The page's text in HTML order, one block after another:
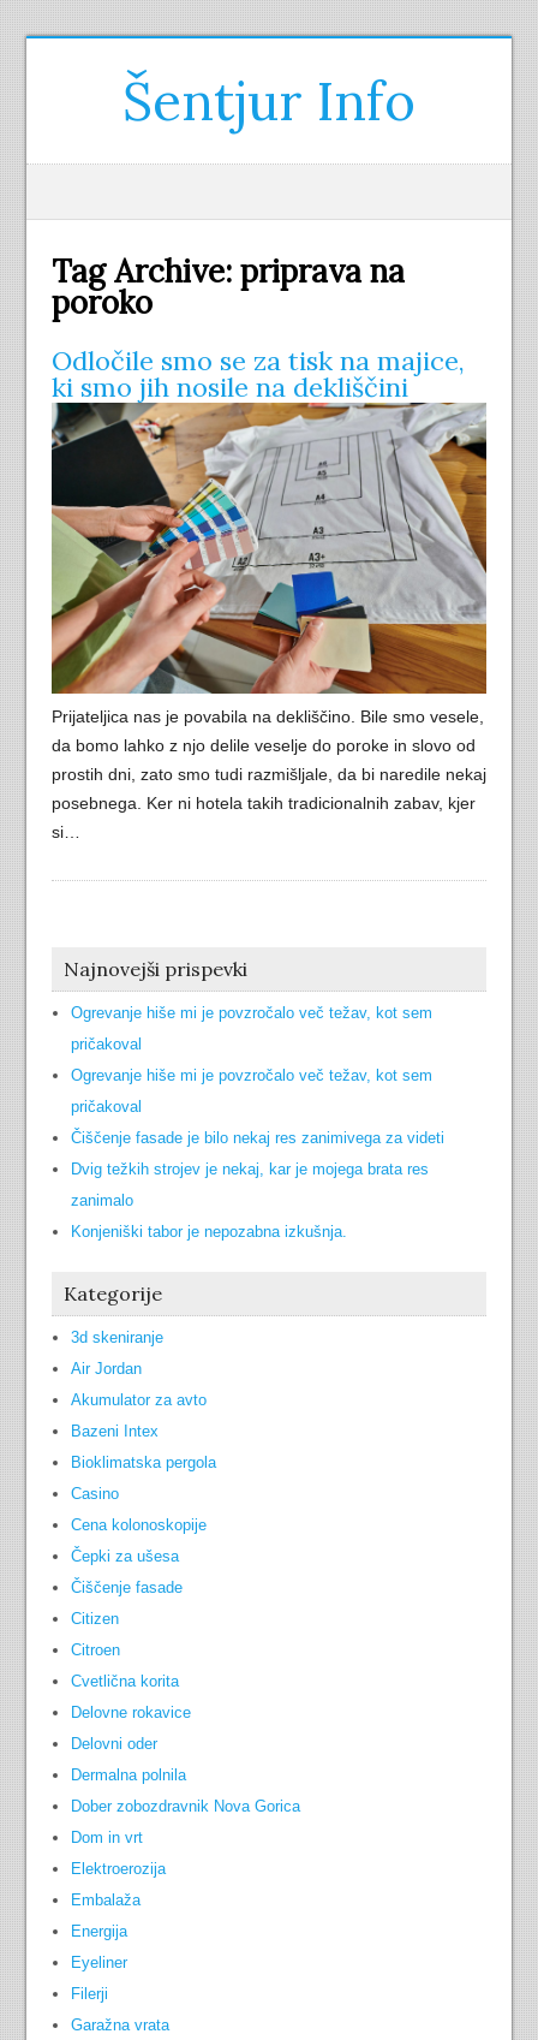
Šentjur Info
Tag Archive: priprava na
poroko
Odločile smo se za tisk na majice,
ki smo jih nosile na dekliščini
Prijateljica nas je povabila na dekliščino. Bile smo vesele,
da bomo lahko z njo delile veselje do poroke in slovo od
prostih dni, zato smo tudi razmišljale, da bi naredile nekaj
posebnega. Ker ni hotela takih tradicionalnih zabav, kjer
si…
Najnovejši prispevki
Ogrevanje hiše mi je povzročalo več težav, kot sem
pričakoval
Ogrevanje hiše mi je povzročalo več težav, kot sem
pričakoval
Čiščenje fasade je bilo nekaj res zanimivega za videti
Dvig težkih strojev je nekaj, kar je mojega brata res
zanimalo
Konjeniški tabor je nepozabna izkušnja.
Kategorije
3d skeniranje
Air Jordan
Akumulator za avto
Bazeni Intex
Bioklimatska pergola
Casino
Cena kolonoskopije
Čepki za ušesa
Čiščenje fasade
Citizen
Citroen
Cvetlična korita
Delovne rokavice
Delovni oder
Dermalna polnila
Dober zobozdravnik Nova Gorica
Dom in vrt
Elektroerozija
Embalaža
Energija
Eyeliner
Filerji
Garažna vrata